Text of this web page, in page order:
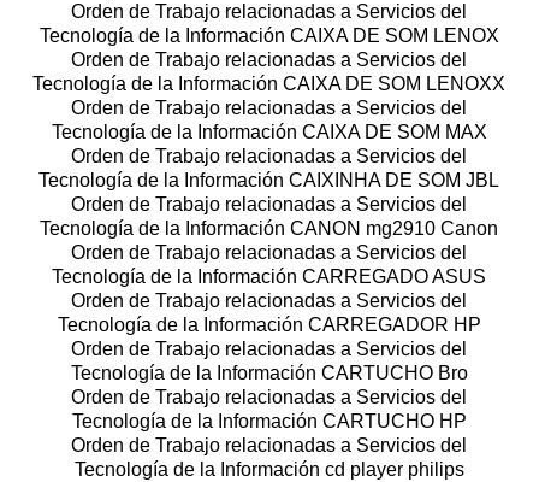
Orden de Trabajo relacionadas a Servicios del
Tecnología de la Información CAIXA DE SOM LENOX
Orden de Trabajo relacionadas a Servicios del
Tecnología de la Información CAIXA DE SOM LENOXX
Orden de Trabajo relacionadas a Servicios del
Tecnología de la Información CAIXA DE SOM MAX
Orden de Trabajo relacionadas a Servicios del
Tecnología de la Información CAIXINHA DE SOM JBL
Orden de Trabajo relacionadas a Servicios del
Tecnología de la Información CANON mg2910 Canon
Orden de Trabajo relacionadas a Servicios del
Tecnología de la Información CARREGADO ASUS
Orden de Trabajo relacionadas a Servicios del
Tecnología de la Información CARREGADOR HP
Orden de Trabajo relacionadas a Servicios del
Tecnología de la Información CARTUCHO Bro
Orden de Trabajo relacionadas a Servicios del
Tecnología de la Información CARTUCHO HP
Orden de Trabajo relacionadas a Servicios del
Tecnología de la Información cd player philips